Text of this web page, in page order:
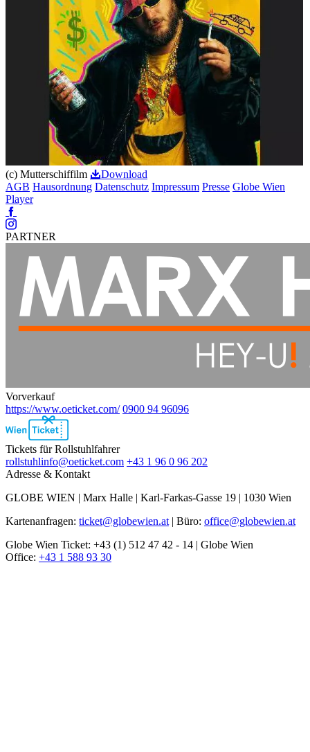
(c) Mutterschiffilm
Download
AGB Hausordnung Datenschutz Impressum Presse Globe Wien
Player
Facebook
Instagram
PARTNER
Vorverkauf
https://www.oeticket.com/ 0900 94 96096
Ebene
2
Tickets für Rollstuhlfahrer
rollstuhlinfo@oeticket.com +43 1 96 0 96 202
Adresse & Kontakt
GLOBE WIEN | Marx Halle | Karl-Farkas-Gasse 19 | 1030 Wien
Kartenanfragen: ticket@globewien.at | Büro: office@globewien.at
Globe Wien Ticket: +43 (1) 512 47 42 - 14 | Globe Wien
Office: +43 1 588 93 30